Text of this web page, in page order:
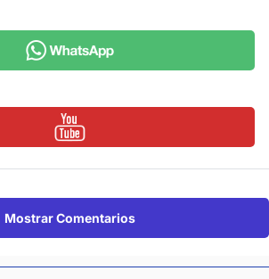
Mostrar Comentarios